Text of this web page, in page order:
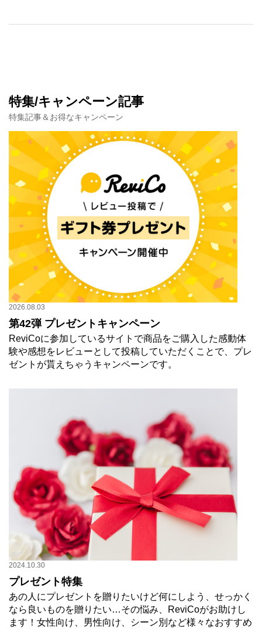
特集/キャンペーン記事
特集記事＆お得なキャンペーン
2026.08.03
第42弾 プレゼントキャンペーン
ReviCoに参加しているサイトで商品をご購入した感動体
験や感想をレビューとして投稿していただくことで、プレ
ゼントが貰えちゃうキャンペーンです。
2024.10.30
プレゼント特集
あの人にプレゼントを贈りたいけど何にしよう、せっかく
なら良いものを贈りたい…その悩み、ReviCoがお助けし
ます！女性向け、男性向け、シーン別など様々なおすすめ